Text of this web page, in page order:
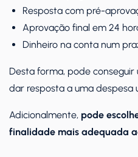
Resposta com pré-
Aprovação final em 24
Dinheiro na conta num
Desta forma, pode conseguir
dar resposta a uma despesa
Adicionalmente, pode
finalidade mais adequada